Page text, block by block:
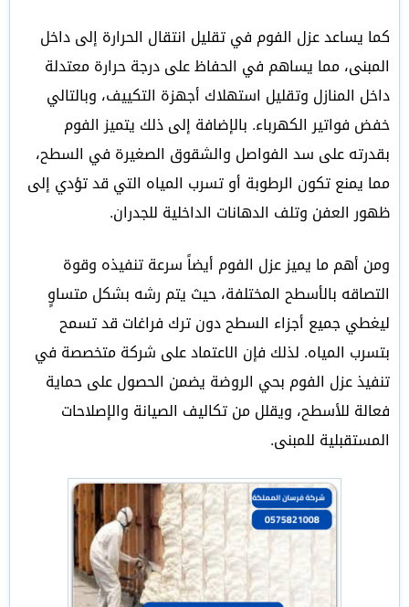
كما يساعد عزل الفوم في تقليل انتقال الحرارة إلى داخل
المبنى، مما يساهم في الحفاظ على درجة حرارة معتدلة
داخل المنازل وتقليل استهلاك أجهزة التكييف، وبالتالي
خفض فواتير الكهرباء. بالإضافة إلى ذلك يتميز الفوم
بقدرته على سد الفواصل والشقوق الصغيرة في السطح،
مما يمنع تكون الرطوبة أو تسرب المياه التي قد تؤدي إلى
ظهور العفن وتلف الدهانات الداخلية للجدران.
ومن أهم ما يميز عزل الفوم أيضاً سرعة تنفيذه وقوة
التصاقه بالأسطح المختلفة، حيث يتم رشه بشكل متساوٍ
ليغطي جميع أجزاء السطح دون ترك فراغات قد تسمح
بتسرب المياه. لذلك فإن الاعتماد على شركة متخصصة في
تنفيذ عزل الفوم بحي الروضة يضمن الحصول على حماية
فعالة للأسطح، ويقلل من تكاليف الصيانة والإصلاحات
المستقبلية للمبنى.